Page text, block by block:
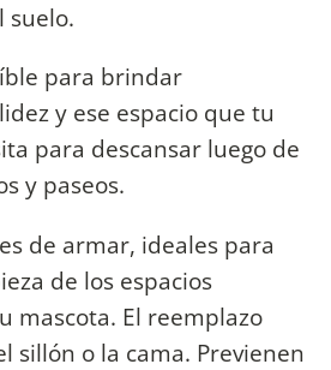
suelo.
para brindar
y ese espacio que tu
para descansar luego de
y paseos.
de armar, ideales para
de los espacios
mascota. El reemplazo
sillón o la cama. Previenen